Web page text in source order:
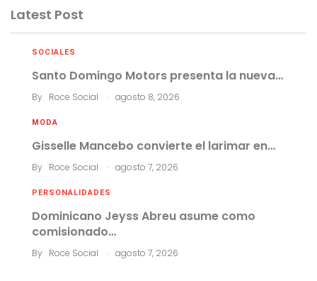
Latest Post
SOCIALES
Santo Domingo Motors presenta la nueva…
By Roce Social . agosto 8, 2026
MODA
Gisselle Mancebo convierte el larimar en…
By Roce Social . agosto 7, 2026
PERSONALIDADES
Dominicano Jeyss Abreu asume como
comisionado…
By Roce Social . agosto 7, 2026